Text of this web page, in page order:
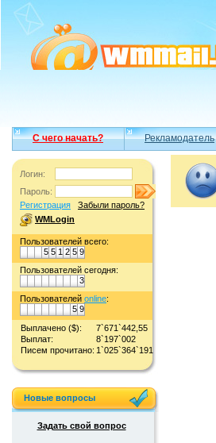
С чего начать? Рекламодатель
Логин:
Пароль:
Регистрация
Забыли пароль?
WMLogin
Пользователей всего:
5 5 1 2 5 9
Пользователей сегодня:
3
Пользователей online:
5 9
Выплачено ($):
7`671`442,55
Выплат:
8`197`002
Писем прочитано: 1`025`364`191
Новые вопросы
Задать свой вопрос